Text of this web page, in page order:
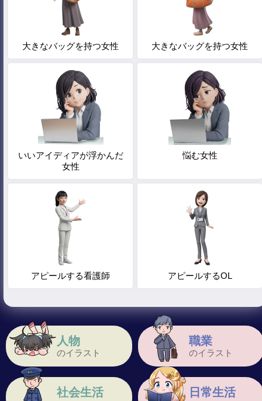
人物
のイラスト
職業
のイラスト
社会生活 日常生活
大きなバッグを持つ女性 大きなバッグを持つ女性
いいアイディアが浮かんだ
女性
悩む女性
アピールする看護師 アピールするOL